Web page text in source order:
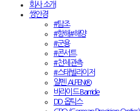
회사 소개
쌍안경
#탐조
#항해#해양
#군용
#콘서트
#천체관측
#스태빌라이저
알펜 ALPEN®
바라이드 Barride
DD 옵틱스